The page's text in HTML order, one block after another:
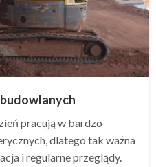
pracują w bardzo
dlatego tak ważna
i regularne przeglądy.